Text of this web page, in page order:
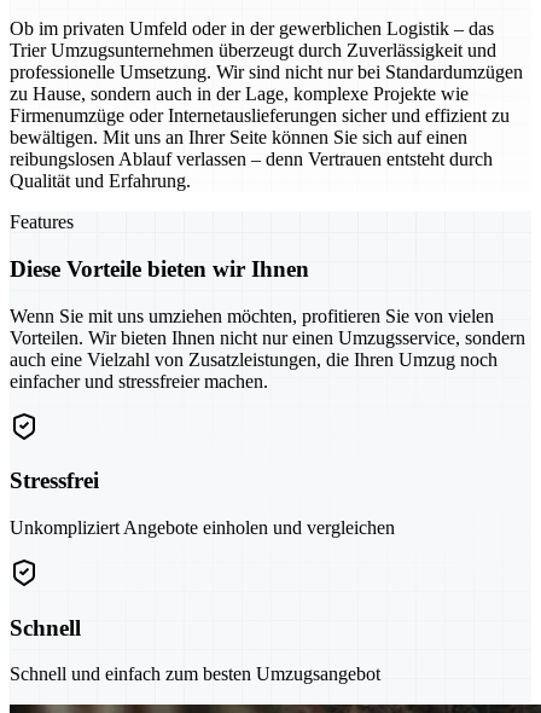
Ob im privaten Umfeld oder in der gewerblichen Logistik – das
Trier Umzugsunternehmen überzeugt durch Zuverlässigkeit und
professionelle Umsetzung. Wir sind nicht nur bei Standardumzügen
zu Hause, sondern auch in der Lage, komplexe Projekte wie
Firmenumzüge oder Internetauslieferungen sicher und effizient zu
bewältigen. Mit uns an Ihrer Seite können Sie sich auf einen
reibungslosen Ablauf verlassen – denn Vertrauen entsteht durch
Qualität und Erfahrung.
Features
Diese Vorteile bieten wir Ihnen
Wenn Sie mit uns umziehen möchten, profitieren Sie von vielen
Vorteilen. Wir bieten Ihnen nicht nur einen Umzugsservice, sondern
auch eine Vielzahl von Zusatzleistungen, die Ihren Umzug noch
einfacher und stressfreier machen.
Stressfrei
Unkompliziert Angebote einholen und vergleichen
Schnell
Schnell und einfach zum besten Umzugsangebot